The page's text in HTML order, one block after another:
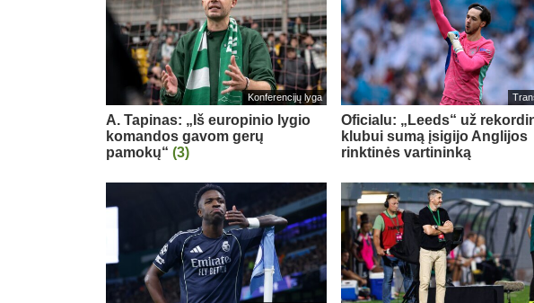
Konferencijų lyga
A. Tapinas: „Iš europinio lygio
komandos gavom gerų
pamokų“ (3)
Oficialu: „Leeds“ už
klubui sumą įsigijo Anglijos
rinktinės vartininką